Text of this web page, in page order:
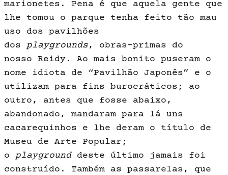
marionetes. Pena é que aquela gente que
lhe tomou o par­que tenha feito tão mau
uso dos pavi­lhões
dos playgrounds, obras-primas do
nosso Reidy. Ao mais bonito puse­ram o
nome idiota de “Pavilhão Japo­nês” e o
utilizam para fins burocráti­cos; ao
outro, antes que fosse abaixo,
abandonado, mandaram para lá uns
cacarequinhos e lhe deram o título de
Museu de Arte Popular;
o playgrounddeste último jamais foi
construído. Também as passarelas, que